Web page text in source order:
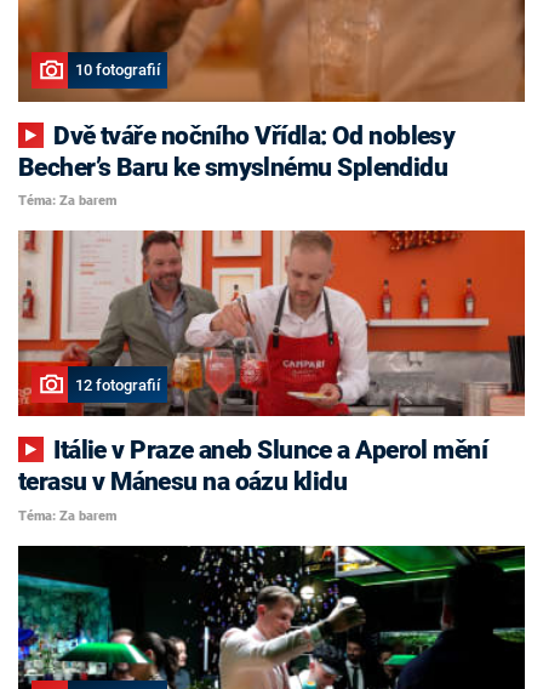
10 fotografií
Becher’s Baru ke smyslnému Splendidu
Téma: Za barem
12 fotografií
terasu v Mánesu na oázu klidu
Téma: Za barem